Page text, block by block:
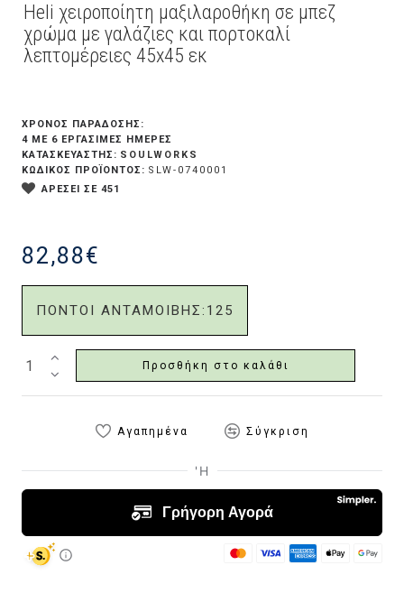
Heli χειροποίητη μαξιλαροθήκη σε μπεζ
χρώμα με γαλάζιες και πορτοκαλί
λεπτομέρειες 45x45 εκ
82,88€
ΠΟΝΤΟΙ ΑΝΤΑΜΟΙΒΗΣ: 125
ΧΡΟΝΟΣ ΠΑΡΑΔΟΣΗΣ:
4 ΜΕ 6 ΕΡΓΆΣΙΜΕΣ ΗΜΈΡΕΣ
ΚΑΤΑΣΚΕΥΑΣΤΗΣ: SOULWORKS
ΚΩΔΙΚΟΣ ΠΡΟΪΟΝΤΟΣ: SLW-0740001
ΑΡΕΣΕΙ ΣΕ 451
Προσθήκη στο καλάθι
Αγαπημένα Σύγκριση